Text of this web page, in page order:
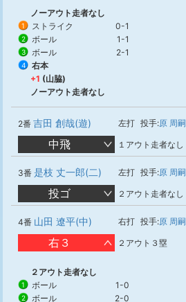
ノーアウト走者なし
1 ストライク 0-1
2 ボール 1-1
3 ボール 2-1
4
右本
+1 (山脇)
ノーアウト走者なし
2番 吉田 創哉(遊) 左打 投手:原 周嗣
中飛 １アウト走者なし
3番 是枝 丈一郎(二) 左打 投手:原 周嗣
投ゴ ２アウト走者なし
4番 山田 遼平(中) 右打 投手:原 周嗣
右３ ２アウト３塁
２アウト走者なし
1 ボール 1-0
2 ボール 2-0